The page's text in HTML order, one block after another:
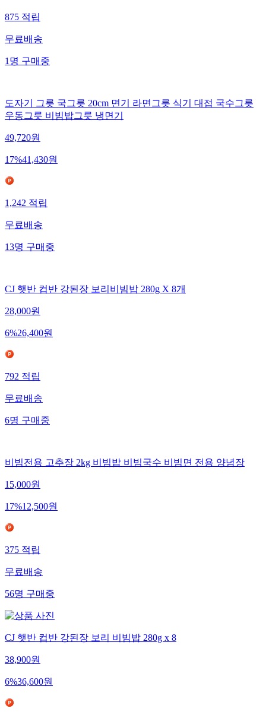
875적립
무료배송
1명구매중
도자기 그릇 국그릇 20cm 면기 라면그릇 식기 대접 국수그릇
우동그릇 비빔밥그릇 냉면기
49,720원
17%41,430원
1,242적립
무료배송
13명구매중
CJ 햇반 컵반 강된장 보리비빔밥 280g X 8개
28,000원
6%26,400원
792적립
무료배송
6명구매중
비빔전용 고추장 2kg 비빔밥 비빔국수 비빔면 전용 양념장
15,000원
17%12,500원
375적립
무료배송
56명구매중
CJ 햇반 컵반 강된장 보리 비빔밥 280g x 8
38,900원
6%36,600원